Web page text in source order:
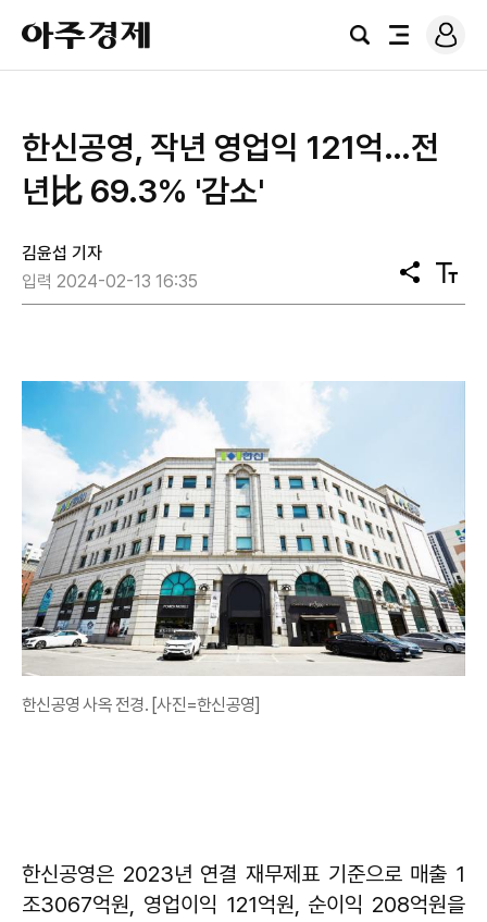
아
주
경
검
전
로
그
한신공영, 작년 영업익 121억…전
년比 69.3% '감소'
김윤섭 기자
입력 2024-02-13 16:35
공
유
텍
스
한신공영 사옥 전경. [사진=한신공영]
한신공영은 2023년 연결 재무제표 기준으로 매출 1
조3067억원, 영업이익 121억원, 순이익 208억원을